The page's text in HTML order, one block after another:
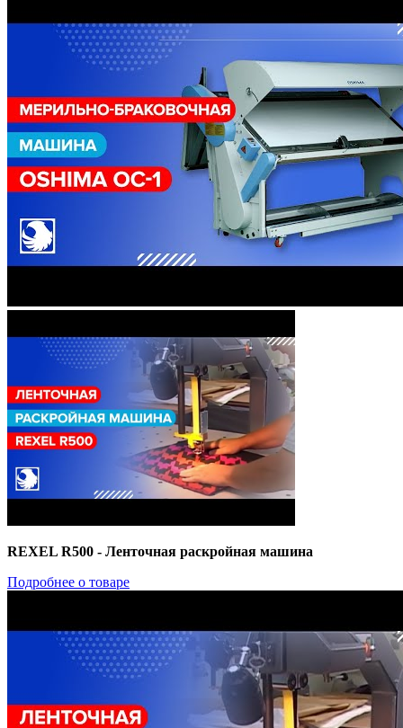
REXEL R500 - Ленточная раскройная машина
Подробнее о товаре